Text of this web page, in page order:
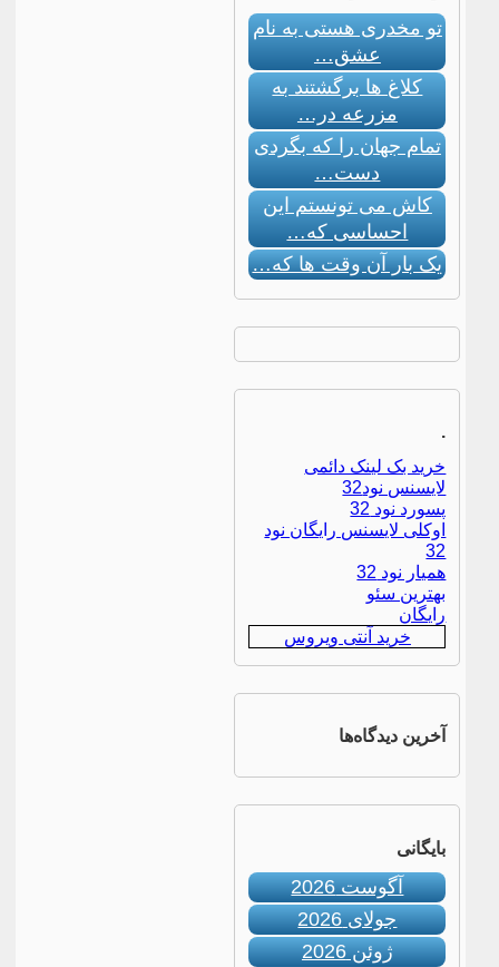
تو مخدری هستی به نام
عشق…
کلاغ ها برگشتند به
مزرعه در…
تمام جهان را که بگردی
دست…
کاش می تونستم این
احساسی که…
یک بار آن وقت ها که…
.
خرید بک لینک دائمی
لایسنس نود32
پسورد نود 32
اوکلی لایسنس رایگان نود
32
همیار نود 32
بهترین سئو
رایگان
خرید آنتی ویروس
آخرین دیدگاه‌ها
بایگانی
آگوست 2026
جولای 2026
ژوئن 2026